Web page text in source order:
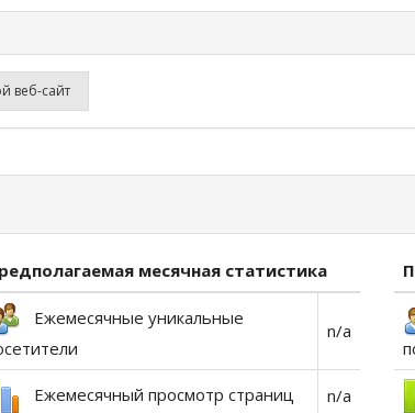
веб-сайт
месячная статистика
Ежемесячные уникальные
n/a
Ежемесячный просмотр страниц n/a